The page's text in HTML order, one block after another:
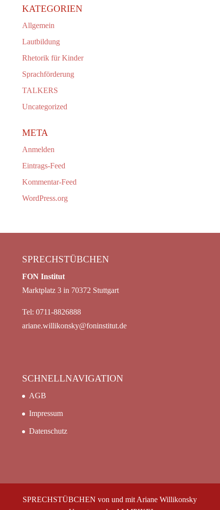
KATEGORIEN
Allgemein
Lautbildung
Rhetorik für Kinder
Sprachförderung
TALKERS
Uncategorized
META
Anmelden
Eintrags-Feed
Kommentar-Feed
WordPress.org
SPRECHSTÜBCHEN
FON Institut
Marktplatz 3 in 70372 Stuttgart
Tel: 0711-8826888
ariane.willikonsky@foninstitut.de
SCHNELLNAVIGATION
AGB
Impressum
Datenschutz
SPRECHSTÜBCHEN von und mit Ariane Willikonsky